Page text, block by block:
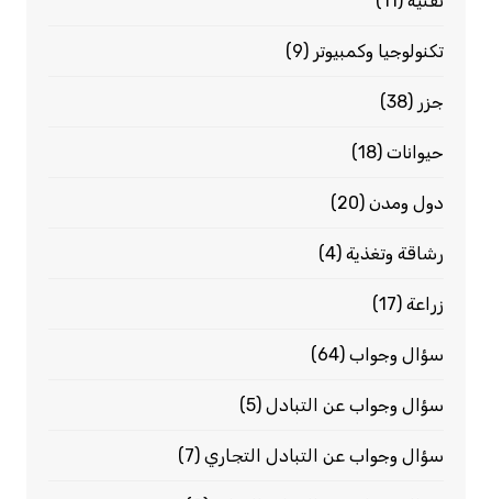
تكنولوجيا وكمبيوتر (9)
جزر (38)
حيوانات(18)
دول ومدن(20)
رشاقة وتغذية(4)
زراعة(17)
سؤال وجواب(64)
سؤال وجواب عن التبادل(5)
سؤال وجواب عن التبادل التجاري(7)